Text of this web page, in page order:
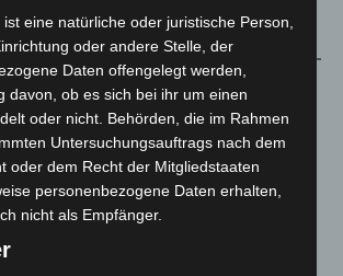
712
Ortsteile
3.250
ist eine natürliche oder juristische Person,
oder andere Stelle, der
Daten offengelegt werden,
davon, ob es sich bei ihr um einen
oder nicht. Behörden, die im Rahmen
Untersuchungsauftrags nach dem
oder dem Recht der Mitgliedstaaten
personenbezogene Daten erhalten,
nicht als Empfänger.